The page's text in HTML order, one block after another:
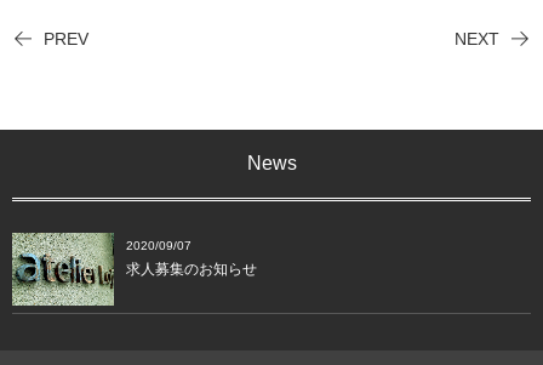
PREV NEXT
News
2020/09/07
求人募集のお知らせ